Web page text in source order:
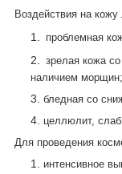
Воздействия на
проблемная
зрелая кожа
наличием морщин;
бледная со
целлюлит,
Для проведения
интенсивное